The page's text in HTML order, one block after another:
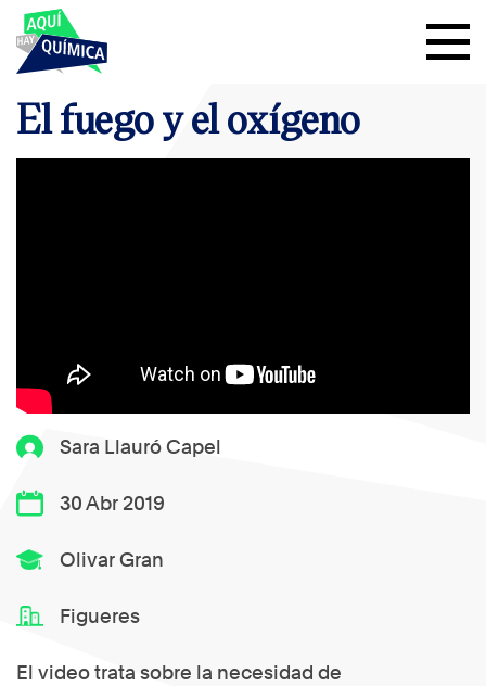
Sara Llauró Capel
30 Abr 2019
Olivar Gran
Figueres
El video trata sobre la necesidad de
El fuego y el oxígeno